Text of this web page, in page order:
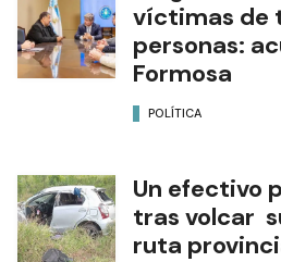
víctimas de
personas:
Formosa
POLÍTICA
Un efectivo
tras volcar
ruta